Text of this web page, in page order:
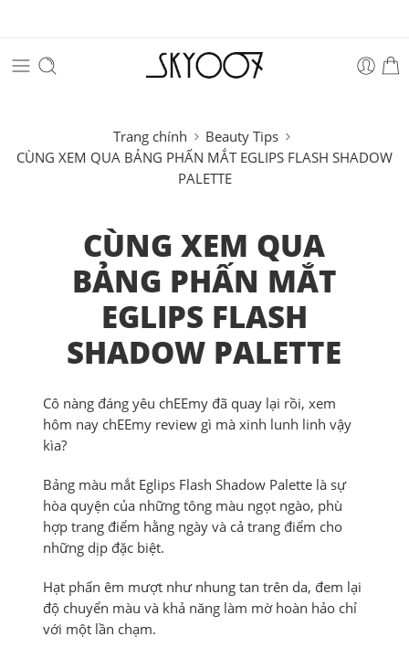
Trang chính
Beauty Tips
CÙNG XEM QUA BẢNG PHẤN MẮT EGLIPS FLASH SHADOW
PALETTE
CÙNG XEM QUA
BẢNG PHẤN MẮT
EGLIPS FLASH
SHADOW PALETTE
Cô nàng đáng yêu chEEmy đã quay lại rồi, xem
hôm nay chEEmy review gì mà xinh lunh linh vậy
kìa?
Bảng màu mắt Eglips Flash Shadow Palette là sự
hòa quyện của những tông màu ngọt ngào, phù
hợp trang điểm hằng ngày và cả trang điểm cho
những dịp đặc biệt.
Hạt phấn êm mượt như nhung tan trên da, đem lại
độ chuyển màu và khả năng làm mờ hoàn hảo chỉ
với một lần chạm.